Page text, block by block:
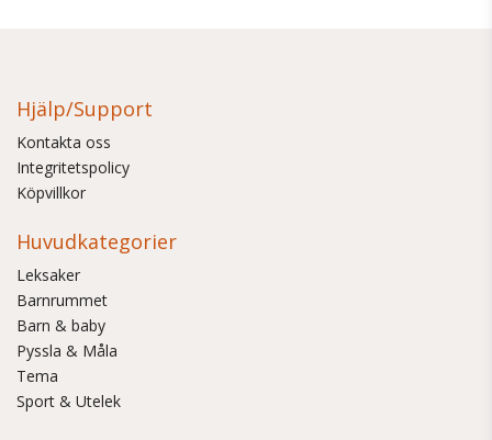
Hjälp/Support
Kontakta oss
Integritetspolicy
Köpvillkor
Huvudkategorier
Leksaker
Barnrummet
Barn & baby
Pyssla & Måla
Tema
Sport & Utelek